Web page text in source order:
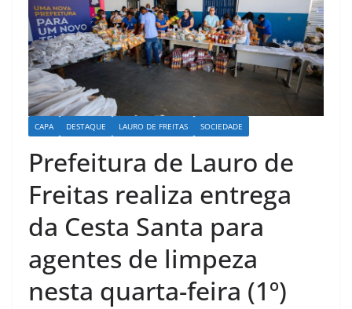
CAPA DESTAQUE LAURO DE FREITAS SOCIEDADE
Prefeitura de Lauro de
Freitas realiza entrega
da Cesta Santa para
agentes de limpeza
nesta quarta-feira (1º)